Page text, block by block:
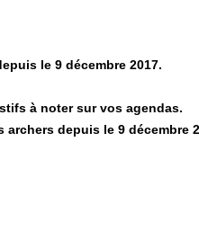
le 9 décembre 2017.
à noter sur vos agendas.
depuis le 9 décembre